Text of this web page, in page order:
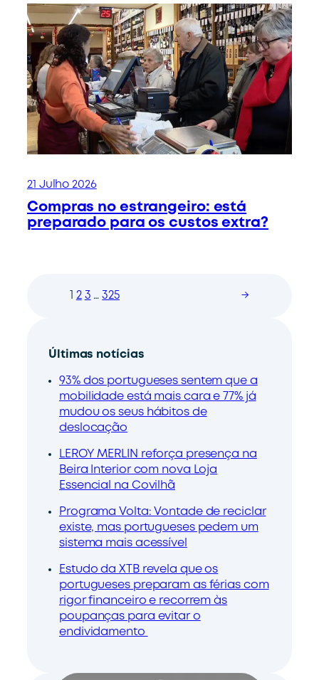
21 Julho 2026
Compras no estrangeiro: está
preparado para os custos extra?
2 3 … 325 →
Últimas notícias
93% dos portugueses sentem que a
mobilidade está mais cara e 77% já
mudou os seus hábitos de
deslocação
LEROY MERLIN reforça presença na
Beira Interior com nova Loja
Essencial na Covilhã
Programa Volta: Vontade de reciclar
existe, mas portugueses pedem um
sistema mais acessível
Estudo da XTB revela que os
portugueses preparam as férias com
rigor financeiro e recorrem às
poupanças para evitar o
endividamento